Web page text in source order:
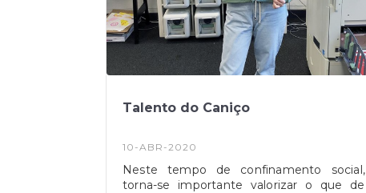
Talento do Caniço
10-ABR-2020
Neste tempo de confinamento social,
torna-se importante valorizar o que de